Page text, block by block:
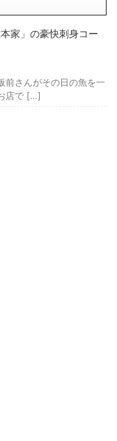
家」の豪快刺身コー
前さんがその日の魚を一
店で […]